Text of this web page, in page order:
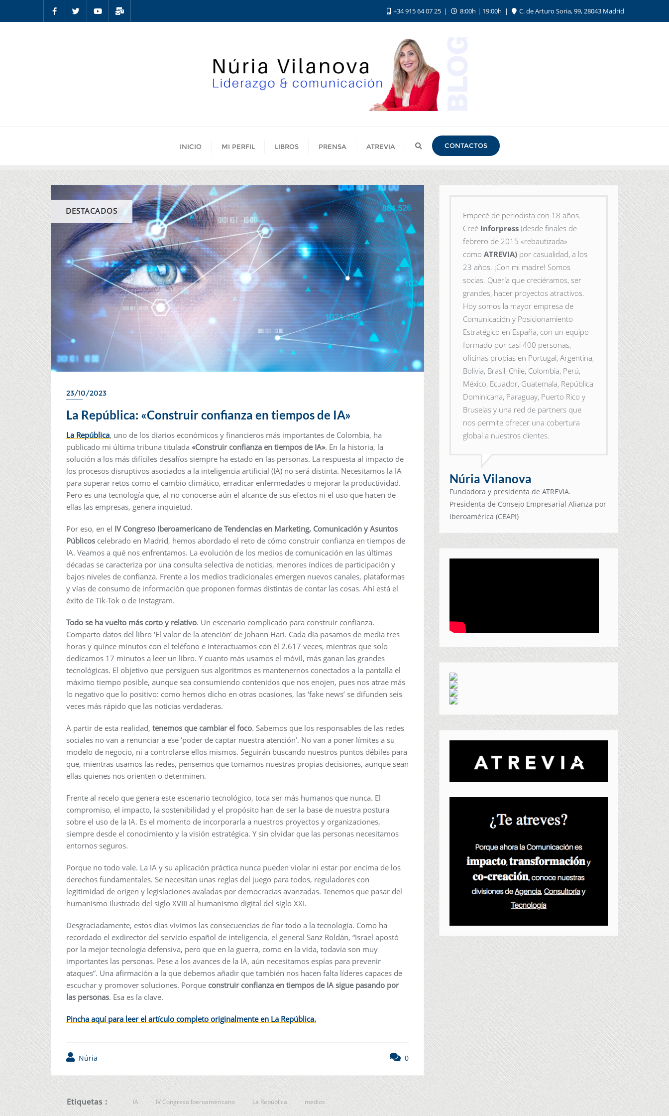
+34 915 64 07 25 8:00h | 19:00h C. de Arturo Soria, 99, 28043 Madrid
INICIO MI PERFIL LIBROS PRENSA ATREVIA CONTACTOS
DESTACADOS
23/10/2023
La República: «Construir confianza en tiempos de IA»
La República, uno de los diarios económicos y financieros más importantes de Colombia, ha
publicado mi última tribuna titulada «Construir confianza en tiempos de IA». En la historia, la
solución a los más difíciles desafíos siempre ha estado en las personas. La respuesta al impacto de
los procesos disruptivos asociados a la inteligencia artificial (IA) no será distinta. Necesitamos la IA
para superar retos como el cambio climático, erradicar enfermedades o mejorar la productividad.
Pero es una tecnología que, al no conocerse aún el alcance de sus efectos ni el uso que hacen de
ellas las empresas, genera inquietud.
Por eso, en el IV Congreso Iberoamericano de Tendencias en Marketing, Comunicación y Asuntos
Públicos celebrado en Madrid, hemos abordado el reto de cómo construir confianza en tiempos de
IA. Veamos a qué nos enfrentamos. La evolución de los medios de comunicación en las últimas
décadas se caracteriza por una consulta selectiva de noticias, menores índices de participación y
bajos niveles de confianza. Frente a los medios tradicionales emergen nuevos canales, plataformas
y vías de consumo de información que proponen formas distintas de contar las cosas. Ahí está el
éxito de Tik-Tok o de Instagram.
Todo se ha vuelto más corto y relativo. Un escenario complicado para construir confianza.
Comparto datos del libro ‘El valor de la atención’ de Johann Hari. Cada día pasamos de media tres
horas y quince minutos con el teléfono e interactuamos con él 2.617 veces, mientras que solo
dedicamos 17 minutos a leer un libro. Y cuanto más usamos el móvil, más ganan las grandes
tecnológicas. El objetivo que persiguen sus algoritmos es mantenernos conectados a la pantalla el
máximo tiempo posible, aunque sea consumiendo contenidos que nos enojen, pues nos atrae más
lo negativo que lo positivo: como hemos dicho en otras ocasiones, las ‘fake news’ se difunden seis
veces más rápido que las noticias verdaderas.
A partir de esta realidad, tenemos que cambiar el foco. Sabemos que los responsables de las redes
sociales no van a renunciar a ese ‘poder de captar nuestra atención’. No van a poner límites a su
modelo de negocio, ni a controlarse ellos mismos. Seguirán buscando nuestros puntos débiles para
que, mientras usamos las redes, pensemos que tomamos nuestras propias decisiones, aunque sean
ellas quienes nos orienten o determinen.
Frente al recelo que genera este escenario tecnológico, toca ser más humanos que nunca. El
compromiso, el impacto, la sostenibilidad y el propósito han de ser la base de nuestra postura
sobre el uso de la IA. Es el momento de incorporarla a nuestros proyectos y organizaciones,
siempre desde el conocimiento y la visión estratégica. Y sin olvidar que las personas necesitamos
entornos seguros.
Porque no todo vale. La IA y su aplicación práctica nunca pueden violar ni estar por encima de los
derechos fundamentales. Se necesitan unas reglas del juego para todos, reguladores con
legitimidad de origen y legislaciones avaladas por democracias avanzadas. Tenemos que pasar del
humanismo ilustrado del siglo XVIII al humanismo digital del siglo XXI.
Desgraciadamente, estos días vivimos las consecuencias de fiar todo a la tecnología. Como ha
recordado el exdirector del servicio español de inteligencia, el general Sanz Roldán, “Israel apostó
por la mejor tecnología defensiva, pero que en la guerra, como en la vida, todavía son muy
importantes las personas. Pese a los avances de la IA, aún necesitamos espías para prevenir
ataques”. Una afirmación a la que debemos añadir que también nos hacen falta líderes capaces de
escuchar y promover soluciones. Porque construir confianza en tiempos de IA sigue pasando por
las personas. Esa es la clave.
Pincha aquí para leer el artículo completo originalmente en La República.
Núria 0
Etiquetas : IA IV Congreso Iberoaméricano La República medios
Empecé de periodista con 18 años.
Creé Inforpress (desde finales de
febrero de 2015 «rebautizada»
como ATREVIA) por casualidad, a los
23 años. ¡Con mi madre! Somos
socias. Quería que creciéramos, ser
grandes, hacer proyectos atractivos.
Hoy somos la mayor empresa de
Comunicación y Posicionamiento
Estratégico en España, con un equipo
formado por casi 400 personas,
oficinas propias en Portugal, Argentina,
Bolivia, Brasil, Chile, Colombia, Perú,
México, Ecuador, Guatemala, República
Dominicana, Paraguay, Puerto Rico y
Bruselas y una red de partners que
nos permite ofrecer una cobertura
global a nuestros clientes.
Núria Vilanova
Fundadora y presidenta de ATREVIA.
Presidenta de Consejo Empresarial Alianza por
Iberoamérica (CEAPI)